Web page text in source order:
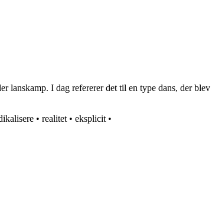
lanskamp. I dag refererer det til en type dans, der
• realitet • eksplicit •